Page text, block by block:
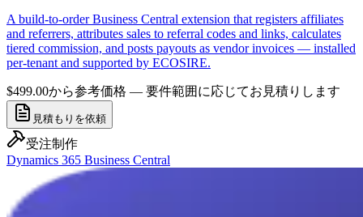
A build-to-order Business Central extension that registers affiliates
and referrers, attributes sales to referral codes and links, calculates
tiered commission, and posts payouts as vendor invoices — installed
per-tenant and supported by ECOSIRE.
$499.00から参考価格 — 要件範囲に応じてお見積りします
見積もりを依頼
受注制作
Dynamics 365 Business Central